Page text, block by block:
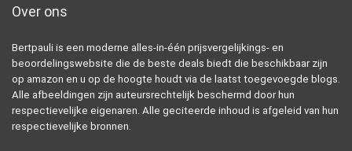
Over ons
Bertpauli is een moderne alles-in-één prijsvergelijkings- en
beoordelingswebsite die de beste deals biedt die beschikbaar zijn
op amazon en u op de hoogte houdt via de laatst toegevoegde blogs.
Alle afbeeldingen zijn auteursrechtelijk beschermd door hun
respectievelijke eigenaren. Alle geciteerde inhoud is afgeleid van hun
respectievelijke bronnen.